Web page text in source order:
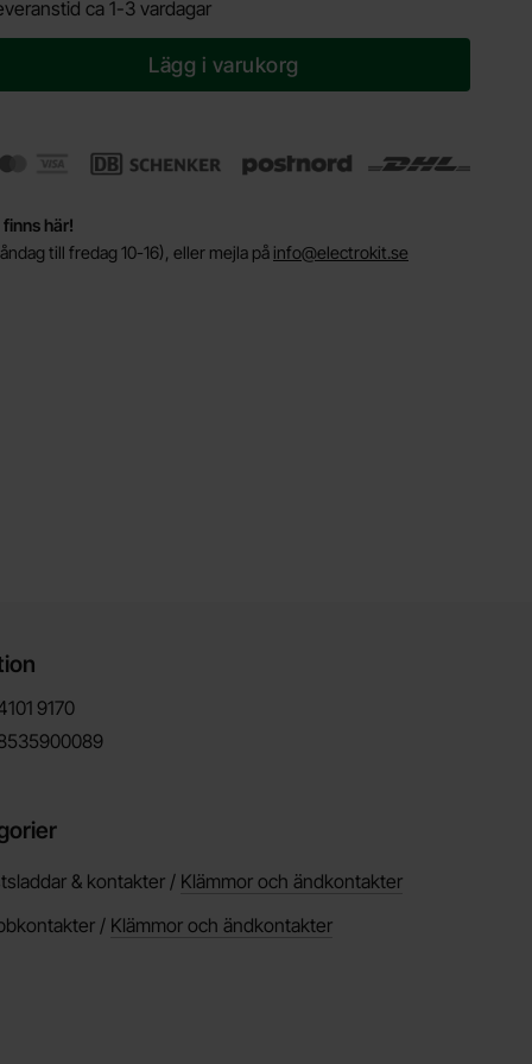
ca 1-3 vardagar
Lägg i varukorg
här!
till fredag 10-16), eller mejla på info@electrokit.se
9170
& kontakter / Klämmor och ändkontakter
/ Klämmor och ändkontakter